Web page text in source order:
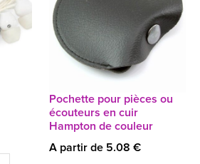
Pochette pour pièces ou
écouteurs en cuir
Hampton de couleur
A partir de 5.08 €